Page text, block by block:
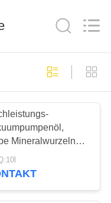
Mineralwurzeln
Förderpumpe-Öl